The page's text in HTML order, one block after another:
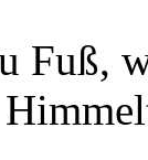
Fuß,